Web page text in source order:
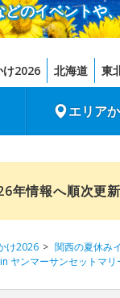
どのイベントや
け2026 北海道 東
エリア
年情報へ順次更
け2026 関西の夏休み
ヤンマーサンセットマリ